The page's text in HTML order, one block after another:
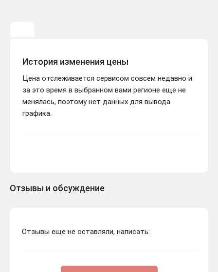
История изменения цены
Цена отслеживается сервисом совсем недавно и
за это время в выбранном вами регионе еще не
менялась, поэтому нет данных для вывода
графика.
Отзывы и обсуждение
Отзывы еще не оставляли, написать: